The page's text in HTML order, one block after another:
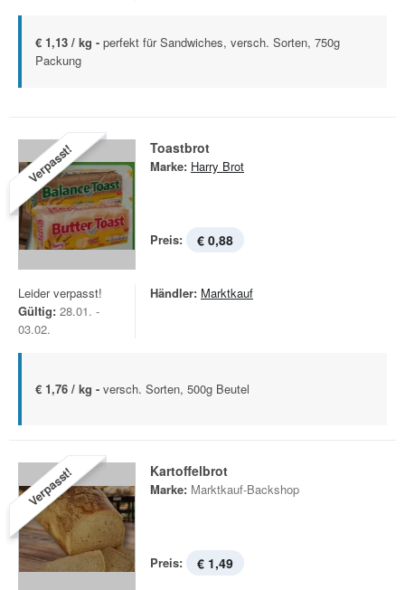
€ 1,13 / kg - perfekt für Sandwiches, versch. Sorten, 750g
Packung
Verpasst! Toastbrot
Marke: Harry Brot
Preis: € 0,88
Leider verpasst!
Gültig: 28.01. -
03.02.
Händler: Marktkauf
€ 1,76 / kg - versch. Sorten, 500g Beutel
Verpasst! Kartoffelbrot
Marke: Marktkauf-Backshop
Preis: € 1,49